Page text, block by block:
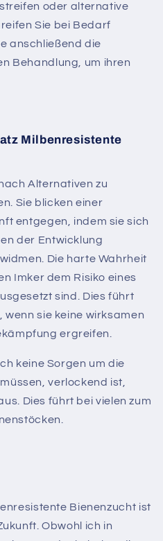
oder alternative
Sie bei Bedarf
anschließend die
Behandlung, um ihren
Milbenresistente
Alternativen zu
Sie blicken einer
entgegen, indem sie sich
der Entwicklung
Die harte Wahrheit
Imker dem Risiko eines
sind. Dies führt
wenn sie keine wirksamen
ergreifen.
keine Sorgen um die
verlockend ist,
Dies führt bei vielen zum
Bienenzucht ist
Obwohl ich in